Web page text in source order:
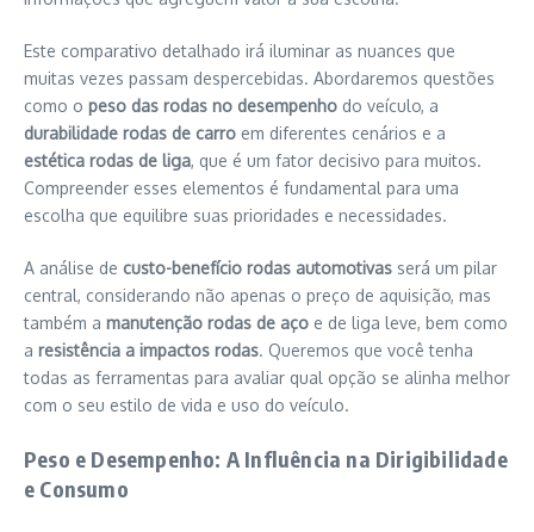
Este comparativo detalhado irá iluminar as nuances que
muitas vezes passam despercebidas. Abordaremos questões
como o peso das rodas no desempenho do veículo, a
durabilidade rodas de carro em diferentes cenários e a
estética rodas de liga, que é um fator decisivo para muitos.
Compreender esses elementos é fundamental para uma
escolha que equilibre suas prioridades e necessidades.
A análise de custo-benefício rodas automotivas será um pilar
central, considerando não apenas o preço de aquisição, mas
também a manutenção rodas de aço e de liga leve, bem como
a resistência a impactos rodas. Queremos que você tenha
todas as ferramentas para avaliar qual opção se alinha melhor
com o seu estilo de vida e uso do veículo.
Peso e Desempenho: A Influência na Dirigibilidade
e Consumo